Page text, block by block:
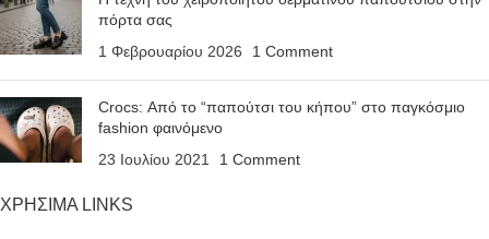
πόρτα σας
1 Φεβρουαρίου 2026
1 Comment
Crocs: Από το “παπούτσι του κήπου” στο παγκόσμιο
fashion φαινόμενο
23 Ιουλίου 2021
1 Comment
ΧΡΗΣΙΜΑ LINKS